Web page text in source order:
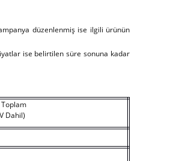
düzenlenmiş ise ilgili ürünün
ise belirtilen süre sonuna kadar
Dahil)